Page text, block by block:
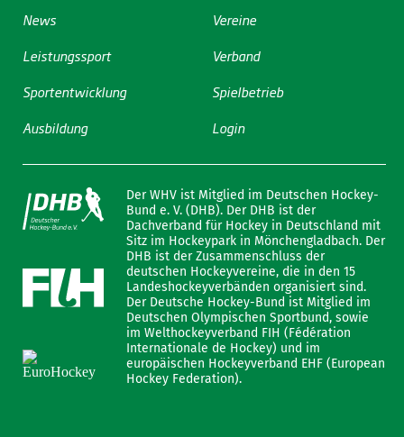
News
Leistungssport
Sportentwicklung
Ausbildung
Vereine
Verband
Spielbetrieb
Login
Der WHV ist Mitglied im Deutschen Hockey-
Bund e. V. (DHB). Der DHB ist der
Dachverband für Hockey in Deutschland mit
Sitz im Hockeypark in Mönchengladbach. Der
DHB ist der Zusammenschluss der
deutschen Hockeyvereine, die in den 15
Landeshockeyverbänden organisiert sind.
Der Deutsche Hockey-Bund ist Mitglied im
Deutschen Olympischen Sportbund, sowie
im Welthockeyverband FIH (Fédération
Internationale de Hockey) und im
europäischen Hockeyverband EHF (European
Hockey Federation).